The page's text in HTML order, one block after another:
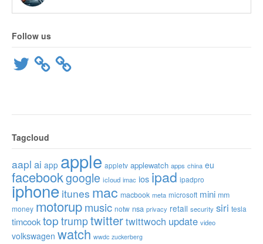
Follow us
Twitter
Tagcloud
aapl ai app apple appletv applewatch apps china eu
facebookgoogle icloud imac ios ipad ipadpro
iphone itunes mac macbook meta microsoft mini mm
money motorupmusic notw nsa privacy retail security siri tesla
timcooktop trumptwittertwittwoch update video
volkswagen watch wwdc zuckerberg